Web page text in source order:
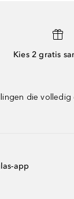
Kies 2 gratis
die
app